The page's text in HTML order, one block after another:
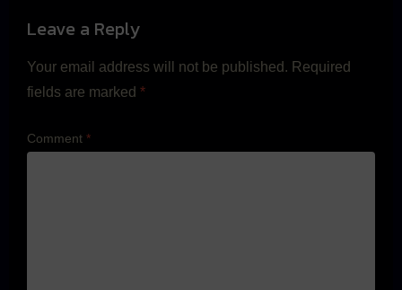
Leave a Reply
Your email address will not be published. Required
fields are marked *
Comment *